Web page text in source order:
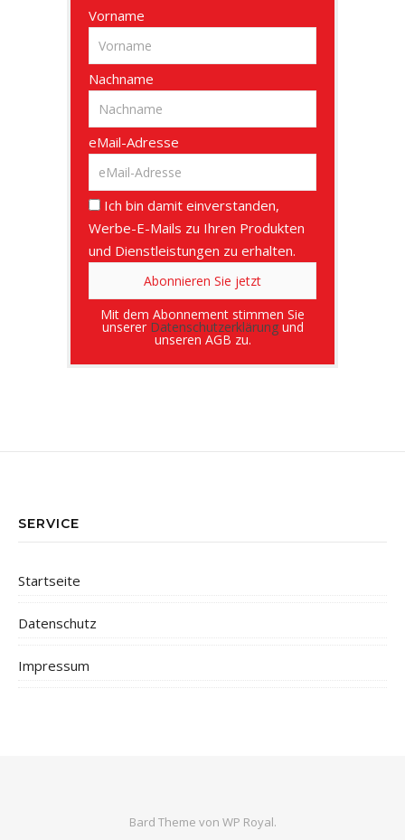
Vorname
Nachname
eMail-Adresse
Ich bin damit einverstanden,
Werbe-E-Mails zu Ihren Produkten
und Dienstleistungen zu erhalten.
Mit dem Abonnement stimmen Sie
unserer Datenschutzerklärungund
unseren AGB zu.
SERVICE
Startseite
Datenschutz
Impressum
Bard Theme von WP Royal.